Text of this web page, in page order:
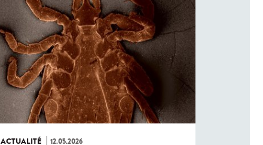
ACTUALITÉ 12.05.2026